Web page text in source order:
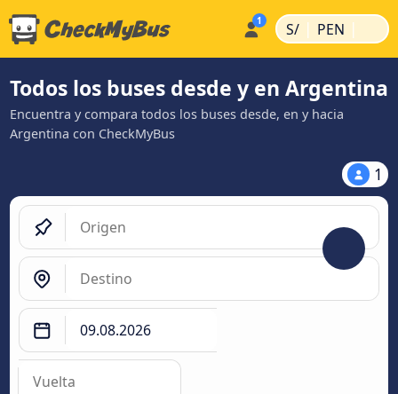
S/ | PEN |
Todos los buses desde y en Argentina
Encuentra y compara todos los buses desde, en y hacia
Argentina con CheckMyBus
1